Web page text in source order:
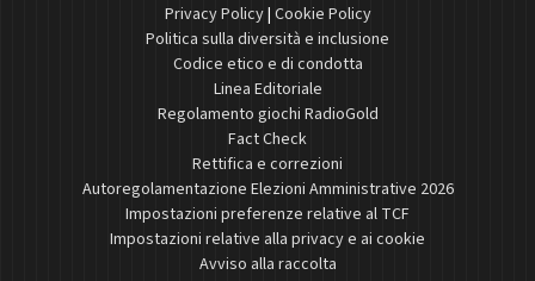
Privacy Policy| Cookie Policy
Politica sulla diversità e inclusione
Codice etico e di condotta
Linea Editoriale
Regolamento giochi RadioGold
Fact Check
Rettifica e correzioni
Autoregolamentazione Elezioni Amministrative 2026
Impostazioni preferenze relative al TCF
Impostazioni relative alla privacy e ai cookie
Avviso alla raccolta